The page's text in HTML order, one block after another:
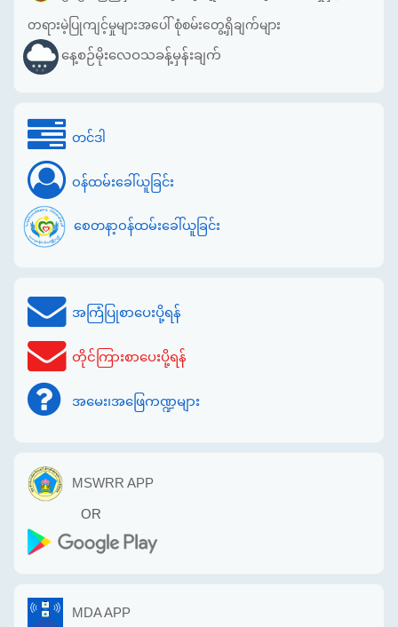
တရားမဲ့ပြုကျင့်မှုများအပေါ် စုံစမ်းတွေ့ရှိချက်များ
နေ့စဉ်မိုးလေဝသခန့်မှန်းချက်
တင်ဒါ
ဝန်ထမ်းခေါ်ယူခြင်း
စေတနာ့ဝန်ထမ်းခေါ်ယူခြင်း
အကြံပြုစာပေးပို့ရန်
တိုင်ကြားစာပေးပို့ရန်
အမေး၊အဖြေကဏ္ဍများ
MSWRR APP
OR
MDA APP